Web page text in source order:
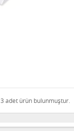
3 adet ürün bulunmuştur.